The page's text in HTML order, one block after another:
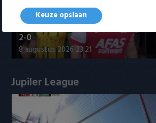
Samenvatting AZ - ADO Den Haag
2-0
8 augustus 2026 23:21
Jupiler League
Keuze opslaan